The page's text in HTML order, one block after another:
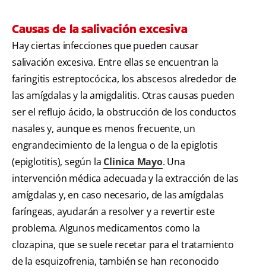
Causas de la salivación excesiva
Hay ciertas infecciones que pueden causar
salivación excesiva. Entre ellas se encuentran la
faringitis estreptocócica, los abscesos alrededor de
las amígdalas y la amigdalitis. Otras causas pueden
ser el reflujo ácido, la obstrucción de los conductos
nasales y, aunque es menos frecuente, un
engrandecimiento de la lengua o de la epiglotis
(epiglotitis), según la Clinica Mayo. Una
intervención médica adecuada y la extracción de las
amígdalas y, en caso necesario, de las amígdalas
faríngeas, ayudarán a resolver y a revertir este
problema. Algunos medicamentos como la
clozapina, que se suele recetar para el tratamiento
de la esquizofrenia, también se han reconocido